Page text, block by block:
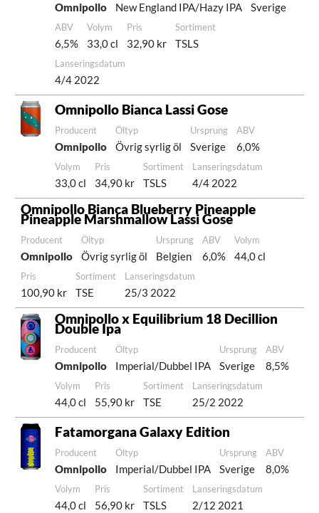
Omnipollo New England IPA/Hazy IPA Sverige
ABV
6,5%
Volym
33,0 cl
Pris
32,90 kr
Sortiment
TSLS
Lanseringsdatum
4/4 2022
Omnipollo Bianca Lassi Gose
Producent
Omnipollo
Öltyp
Övrig syrlig öl
Ursprung
Sverige
ABV
6,0%
Volym
33,0 cl
Pris
34,90 kr
Sortiment
TSLS
Lanseringsdatum
4/4 2022
Omnipollo Bianca Blueberry Pineapple
Pineapple Marshmallow Lassi Gose
Producent
Omnipollo
Öltyp
Övrig syrlig öl
Ursprung
Belgien
ABV
6,0%
Volym
44,0 cl
Pris
100,90 kr
Sortiment
TSE
Lanseringsdatum
25/3 2022
Omnipollo x Equilibrium 18 Decillion
Double Ipa
Producent
Omnipollo
Öltyp
Imperial/Dubbel IPA
Ursprung
Sverige
ABV
8,5%
Volym
44,0 cl
Pris
55,90 kr
Sortiment
TSE
Lanseringsdatum
25/2 2022
Fatamorgana Galaxy Edition
Producent
Omnipollo
Öltyp
Imperial/Dubbel IPA
Ursprung
Sverige
ABV
8,0%
Volym
44,0 cl
Pris
56,90 kr
Sortiment
TSLS
Lanseringsdatum
2/12 2021